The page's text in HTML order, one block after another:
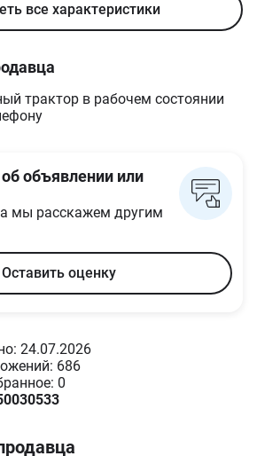
все характеристики
трактор в рабочем состоянии
объявлении или
мы расскажем другим
Оставить оценку
24.07.2026
686
0